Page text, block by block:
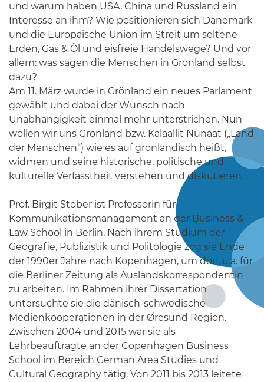
und warum haben USA, China und Russland ein
Interesse an ihm? Wie positionieren sich Dänemark
und die Europäische Union im Streit um seltene
Erden, Gas & Öl und eisfreie Handelswege? Und vor
allem: was sagen die Menschen in Grönland selbst
dazu?
Am 11. März wurde in Grönland ein neues Parlament
gewählt und dabei der Wunsch nach
Unabhängigkeit einmal mehr unterstrichen. Nun
wollen wir uns Grönland bzw. Kalaallit Nunaat („Land
der Menschen“) wie es auf grönländisch heißt,
widmen und seine historische, politische und
kulturelle Verfasstheit verstehen und diskutieren.
Prof. Birgit Stöber ist Professorin für
Kommunikationsmanagement an der Business &
Law School in Berlin. Nach ihrem Studium der
Geografie, Publizistik und Politologie zog sie Ende
der 1990er Jahre nach Kopenhagen, um dort u.a. für
die Berliner Zeitung als Auslandskorrespondentin
zu arbeiten. Im Rahmen ihrer Dissertation
untersuchte sie die dänisch-schwedische
Medienkooperationen in der Øresund Region.
Zwischen 2004 und 2015 war sie als
Lehrbeauftragte an der Copenhagen Business
School im Bereich German Area Studies und
Cultural Geography tätig. Von 2011 bis 2013 leitete